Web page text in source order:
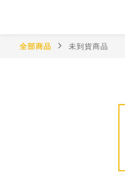
全部商品 未到貨商品